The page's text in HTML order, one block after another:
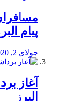
پیام
جولای 2, 2020
آغاز
البرز